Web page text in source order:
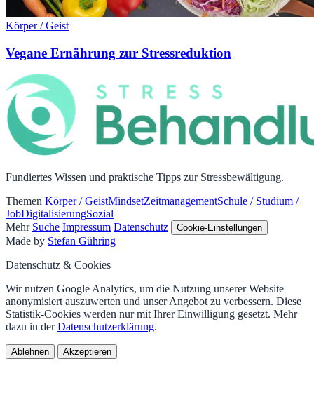
Körper / Geist
Vegane Ernährung zur Stressreduktion
Fundiertes Wissen und praktische Tipps zur Stressbewältigung.
Themen Körper / GeistMindsetZeitmanagementSchule / Studium /
JobDigitalisierungSozial
Mehr Suche Impressum Datenschutz Cookie-Einstellungen
Made by Stefan Gühring
Datenschutz & Cookies
Wir nutzen Google Analytics, um die Nutzung unserer Website
anonymisiert auszuwerten und unser Angebot zu verbessern. Diese
Statistik-Cookies werden nur mit Ihrer Einwilligung gesetzt. Mehr
dazu in derDatenschutzerklärung.
Ablehnen Akzeptieren